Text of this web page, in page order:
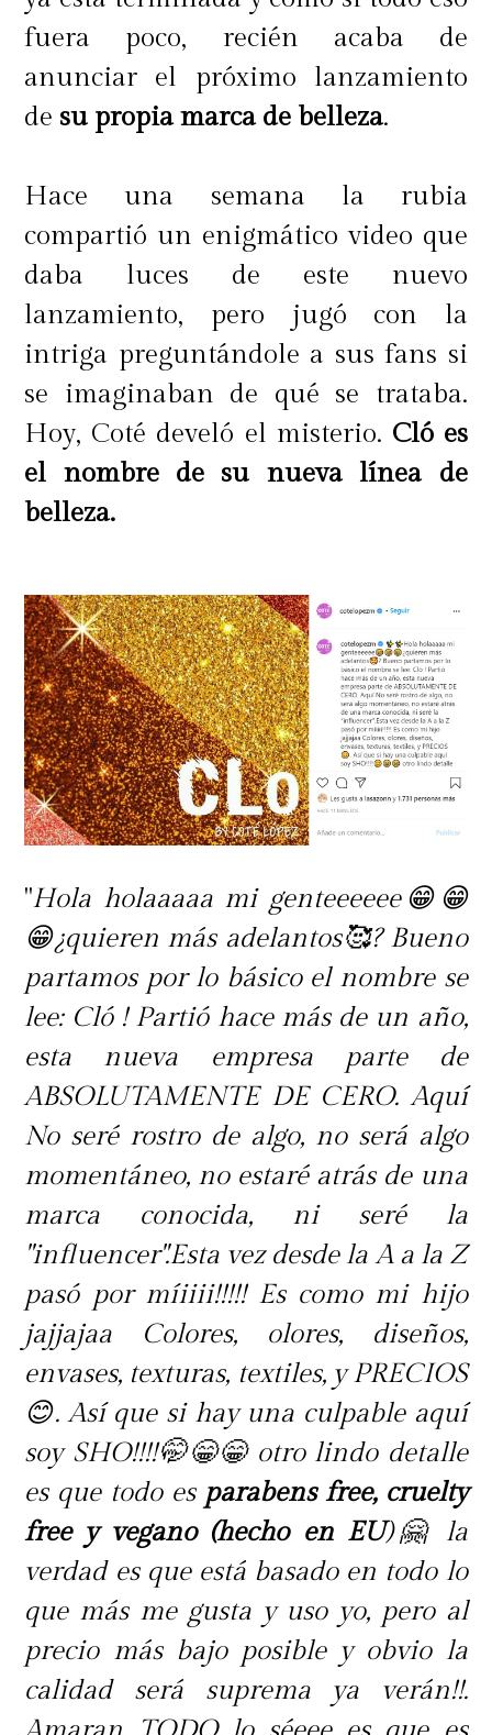
fuera poco, recién acaba de
anunciar el próximo lanzamiento
de su propia marca de belleza.
Hace una semana la rubia
compartió un enigmático video que
daba luces de este nuevo
lanzamiento, pero jugó con la
intriga preguntándole a sus fans si
se imaginaban de qué se trataba.
Hoy, Coté develó el misterio. Cló es
el nombre de su nueva línea de
belleza.
"Hola holaaaaa mi genteeeeee😁😁
😁¿quieren más adelantos🥰? Bueno
partamos por lo básico el nombre se
lee: Cló ! Partió hace más de un año,
esta nueva empresa parte de
ABSOLUTAMENTE DE CERO. Aquí
No seré rostro de algo, no será algo
momentáneo, no estaré atrás de una
marca conocida, ni seré la
"influencer".Esta vez desde la A a la Z
pasó por míiiii!!!!! Es como mi hijo
jajjajaa Colores, olores, diseños,
envases, texturas, textiles, y PRECIOS
😊. Así que si hay una culpable aquí
soy SHO!!!!🤭😁😁 otro lindo detalle
es que todo es parabens free, cruelty
free y vegano (hecho en EU)🤗 la
verdad es que está basado en todo lo
que más me gusta y uso yo, pero al
precio más bajo posible y obvio la
calidad será suprema ya verán!!.